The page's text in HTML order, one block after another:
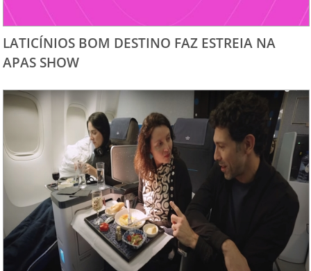
LATICÍNIOS BOM DESTINO FAZ ESTREIA NA
APAS SHOW